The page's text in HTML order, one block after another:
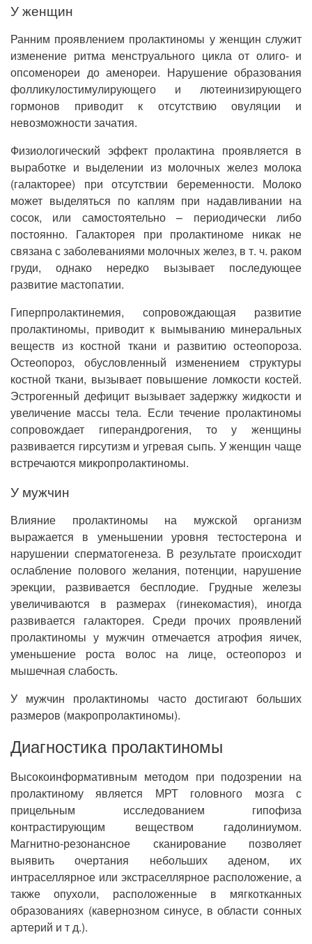
У женщин
Ранним проявлением пролактиномы у женщин служит
изменение ритма менструального цикла от олиго- и
опсоменореи до аменореи. Нарушение образования
фолликулостимулирующего и лютеинизирующего
гормонов приводит к отсутствию овуляции и
невозможности зачатия.
Физиологический эффект пролактина проявляется в
выработке и выделении из молочных желез молока
(галакторее) при отсутствии беременности. Молоко
может выделяться по каплям при надавливании на
сосок, или самостоятельно – периодически либо
постоянно. Галакторея при пролактиноме никак не
связана с заболеваниями молочных желез, в т. ч. раком
груди, однако нередко вызывает последующее
развитие мастопатии.
Гиперпролактинемия, сопровождающая развитие
пролактиномы, приводит к вымыванию минеральных
веществ из костной ткани и развитию остеопороза.
Остеопороз, обусловленный изменением структуры
костной ткани, вызывает повышение ломкости костей.
Эстрогенный дефицит вызывает задержку жидкости и
увеличение массы тела. Если течение пролактиномы
сопровождает гиперандрогения, то у женщины
развивается гирсутизм и угревая сыпь. У женщин чаще
встречаются микропролактиномы.
У мужчин
Влияние пролактиномы на мужской организм
выражается в уменьшении уровня тестостерона и
нарушении сперматогенеза. В результате происходит
ослабление полового желания, потенции, нарушение
эрекции, развивается бесплодие. Грудные железы
увеличиваются в размерах (гинекомастия), иногда
развивается галакторея. Среди прочих проявлений
пролактиномы у мужчин отмечается атрофия яичек,
уменьшение роста волос на лице, остеопороз и
мышечная слабость.
У мужчин пролактиномы часто достигают больших
размеров (макропролактиномы).
Диагностика пролактиномы
Высокоинформативным методом при подозрении на
пролактиному является МРТ головного мозга с
прицельным исследованием гипофиза
контрастирующим веществом гадолиниумом.
Магнитно-резонансное сканирование позволяет
выявить очертания небольших аденом, их
интраселлярное или экстраселлярное расположение, а
также опухоли, расположенные в мягкотканных
образованиях (кавернозном синусе, в области сонных
артерий и т д.).